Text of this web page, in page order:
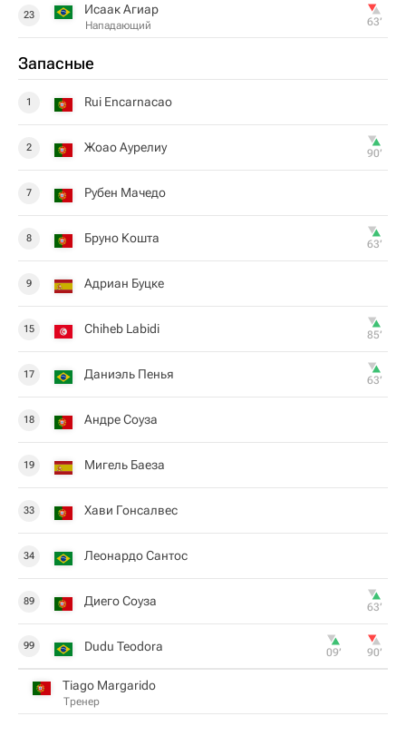
23 Исаак Агиар
Нападающий 63‎’‎
Запасные
1 Rui Encarnacao
2 Жоао Аурелиу 90‎’‎
7 Рубен Мачедо
8 Бруно Кошта 63‎’‎
9 Адриан Буцке
15 Chiheb Labidi 85‎’‎
17 Даниэль Пенья 63‎’‎
18 Андре Соуза
19 Мигель Баеза
33 Хави Гонсалвес
34 Леонардо Сантос
89 Диего Соуза 63‎’‎
99 Dudu Teodora 09‎’‎ 90‎’‎
Tiago Margarido
Тренер